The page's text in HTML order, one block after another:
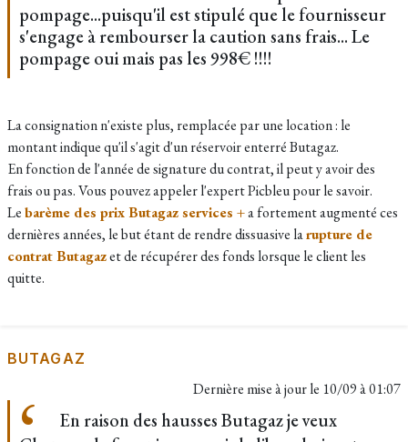
pompage...puisqu'il est stipulé que le fournisseur
s'engage à rembourser la caution sans frais... Le
pompage oui mais pas les 998€ !!!!
La consignation n'existe plus, remplacée par une location : le
montant indique qu'il s'agit d'un réservoir enterré Butagaz.
En fonction de l'année de signature du contrat, il peut y avoir des
frais ou pas. Vous pouvez appeler l'expert Picbleu pour le savoir.
Lebarème des prix Butagaz services +a fortement augmenté ces
dernières années, le but étant de rendre dissuasive larupture de
contrat Butagazet de récupérer des fonds lorsque le client les
quitte.
BUTAGAZ
Dernière mise à jour le 10/09 à 01:07
En raison des hausses Butagaz je veux